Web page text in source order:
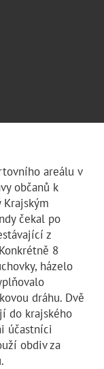
areálu v
občanů k
čekal po
z
8
házelo
dráhu. Dvě
do krajského
účastníci
obdiv za